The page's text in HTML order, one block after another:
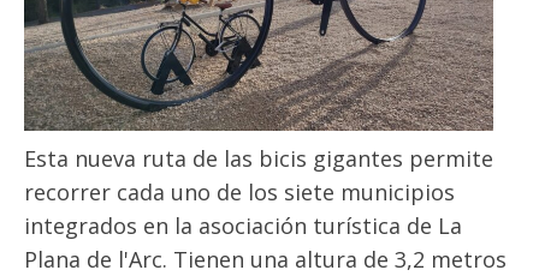
Esta nueva ruta de las bicis gigantes permite
recorrer cada uno de los siete municipios
integrados en la asociación turística de La
Plana de l'Arc. Tienen una altura de 3,2 metros